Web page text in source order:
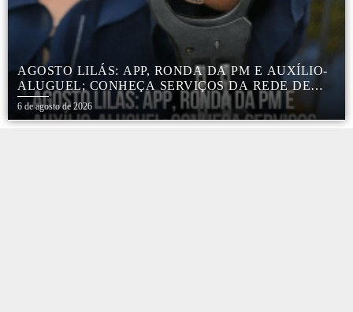
AGOSTO LILÁS: APP, RONDA DA PM E AUXÍLIO-
ALUGUEL; CONHEÇA SERVIÇOS DA REDE DE
PROTEÇÃO ÀS MULHERES NO ESTADO DE SP
6 de agosto de 2026